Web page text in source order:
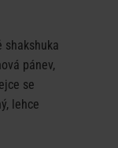
pánev,
se
lehce